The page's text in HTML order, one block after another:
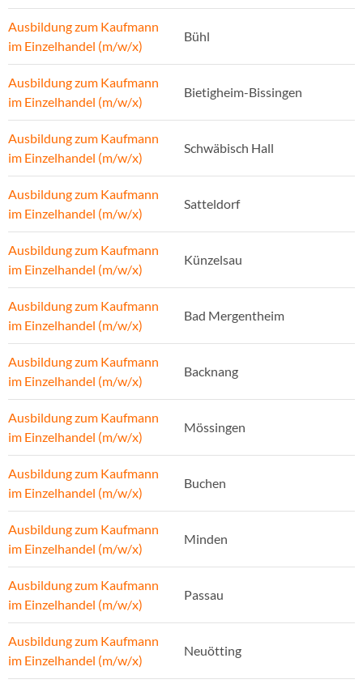
Ausbildung zum Kaufmann
im Einzelhandel (m/w/x)
Bühl
Ausbildung zum Kaufmann
im Einzelhandel (m/w/x)
Bietigheim-Bissingen
Ausbildung zum Kaufmann
im Einzelhandel (m/w/x)
Schwäbisch Hall
Ausbildung zum Kaufmann
im Einzelhandel (m/w/x)
Satteldorf
Ausbildung zum Kaufmann
im Einzelhandel (m/w/x)
Künzelsau
Ausbildung zum Kaufmann
im Einzelhandel (m/w/x)
Bad Mergentheim
Ausbildung zum Kaufmann
im Einzelhandel (m/w/x)
Backnang
Ausbildung zum Kaufmann
im Einzelhandel (m/w/x)
Mössingen
Ausbildung zum Kaufmann
im Einzelhandel (m/w/x)
Buchen
Ausbildung zum Kaufmann
im Einzelhandel (m/w/x)
Minden
Ausbildung zum Kaufmann
im Einzelhandel (m/w/x)
Passau
Ausbildung zum Kaufmann
im Einzelhandel (m/w/x)
Neuötting